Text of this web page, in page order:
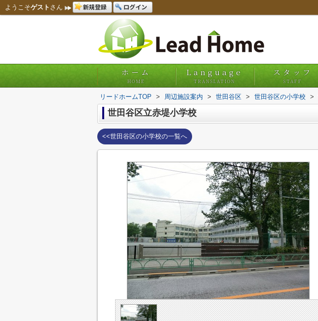
ようこそゲスト さん 新規登録 ログイン
ホーム
HOME
Language
TRANSLATION
スタッフ
STAFF
リードホームTOP > 周辺施設案内 > 世田谷区 > 世田谷区の小学校 >
世田谷区立赤堤小学校
<<世田谷区の小学校の一覧へ